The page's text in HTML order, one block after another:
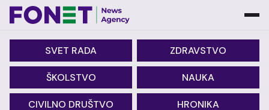
SVET RADA ZDRAVSTVO
ŠKOLSTVO NAUKA
CIVILNO DRUŠTVO HRONIKA